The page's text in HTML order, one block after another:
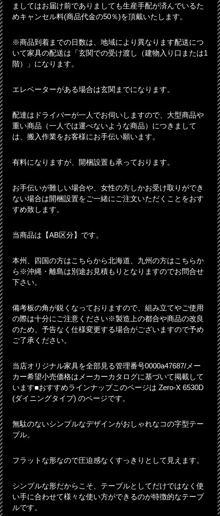
ましてはお届け前でありましても生産手配が済んでいるた
めキャンセル料(商品代金の50％)を頂戴いたします。
※商品到着までの日数は、地域により異なります配送につ
いて家具の配送は「玄関での受け渡し（建物入り口または1
階）」になります。
エレベーターがある場合は玄関までになります。
配達はドライバーが一人でお伺いしますので、大型商品や
重い商品（一人では運べないような商品）につきまして
は、搬入作業をお客様にお手伝い願います。
有料になりますが、開梱設置も承っております。
お手伝いが難しい場合や、女性の方しかお受け取りができ
ない場合は開梱設置をご一緒にご注文いただくことをおす
すめ致します。
当商品は【AB区分】です。
本州、四国の方はこちらから北海道、九州の方はこちらか
ら※沖縄・離島は別途お見積もりとなりますのでお問合せ
下さい。
備考板の角が鋭くなっておりますので、組み立てやご使用
の際は十分にご注意ください※製造上の都合や商品の改良
のため、予告なく仕様変更する場合がございますので予め
ご了承ください。
当店オリジナル家具を全部見る管理番号0000a47687/メー
カー希望小売価格はメーカーカタログに基づいて掲載して
います■おすすめラインナップこのページは Zero-X 6530D
(ダイニングタイプ) のページです。
無駄のないシンプルなデザインがおしゃれなコの字型テー
ブル。
フラットな形なので圧迫感なくすっきりとして見えます。
シンプルな形だからこそ、テーブルとしてだけではなく使
い手に合わせて様々な使い方ができるのが特徴的なテーブ
ルです。